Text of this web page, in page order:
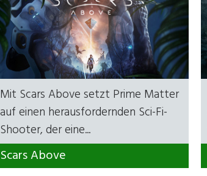
Mit Scars Above setzt Prime Matter
auf einen herausfordernden Sci-Fi-
Shooter, der eine...
Scars Above